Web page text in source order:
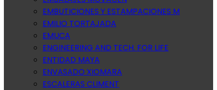
EMBUTICIONES Y ESTAMPACIONES M
EMILIO TORTAJADA
EMUCA
ENGINEERING AND TECH. FOR LIFE
ENTIDAD MAYA
ENVASADO XIOMARA
ESCALERAS CLIMENT